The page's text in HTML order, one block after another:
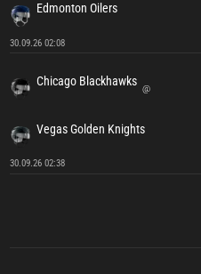
Edmonton Oilers
30.09.26 02:08
Chicago Blackhawks
@
Vegas Golden Knights
30.09.26 02:38